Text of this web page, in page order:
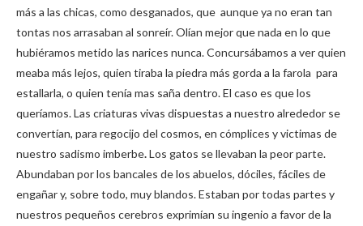
más a las chicas, como desganados, que aunque ya no eran tan
tontas nos arrasaban al sonreír. Olían mejor que nada en lo que
hubiéramos metido las narices nunca. Concursábamos a ver quien
meaba más lejos, quien tiraba la piedra más gorda a la farola para
estallarla, o quien tenía mas saña dentro. El caso es que los
queríamos. Las criaturas vivas dispuestas a nuestro alrededor se
convertían, para regocijo del cosmos, en cómplices y victimas de
nuestro sadismo imberbe.Los gatos se llevaban la peor parte.
Abundaban por los bancales de los abuelos, dóciles, fáciles de
engañar y, sobre todo, muy blandos. Estaban por todas partes y
nuestros pequeños cerebros exprimían su ingenio a favor de la